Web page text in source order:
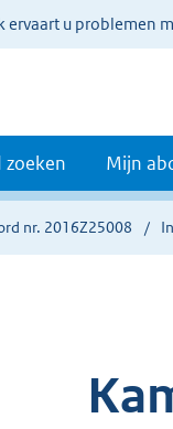
ervaart u problemen
zoeken Mijn
nr. 2016Z25008